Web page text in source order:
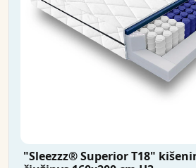
"Sleezzz® Superior T18"